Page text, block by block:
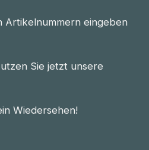
Artikelnummern eingeben
Sie jetzt unsere
Wiedersehen!